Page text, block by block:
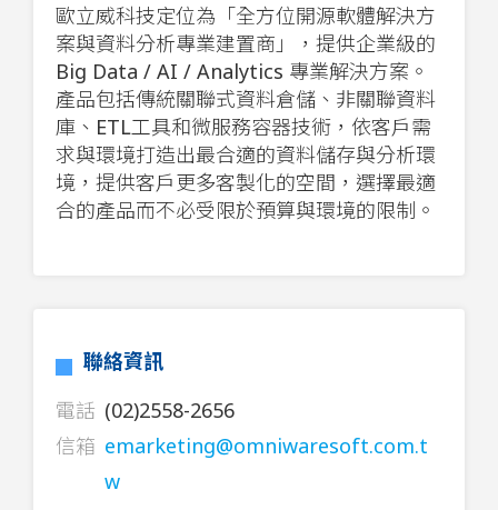
歐立威科技定位為「全方位開源軟體解決方
案與資料分析專業建置商」，提供企業級的
Big Data / AI / Analytics 專業解決方案。
產品包括傳統關聯式資料倉儲、非關聯資料
庫、ETL工具和微服務容器技術，依客戶需
求與環境打造出最合適的資料儲存與分析環
境，提供客戶更多客製化的空間，選擇最適
合的產品而不必受限於預算與環境的限制。
聯絡資訊
電話 (02)2558-2656
信箱 emarketing@omniwaresoft.com.t
w